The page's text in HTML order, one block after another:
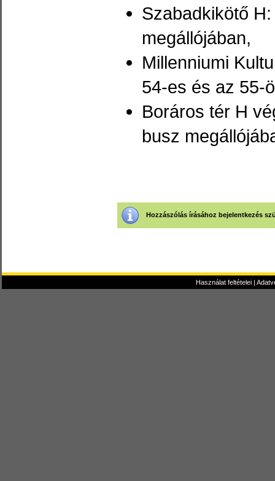
Szabadkikötő
megállójában,
Millenniumi
54-es és az 55-
Boráros tér H
busz
Hozzászólás írásához bejelentkezés
Használat feltételei|